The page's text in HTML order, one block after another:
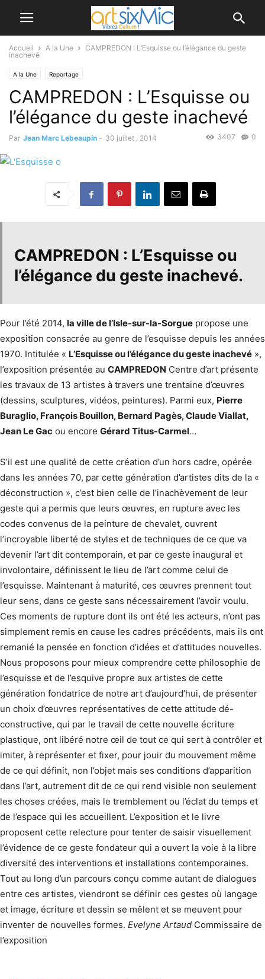
Accueil A la Une
CAMPREDON : L’Esquisse ou l’élégance du geste
inachevé
A la Une Reportage
CAMPREDON : L’Esquisse ou
l’élégance du geste inachevé
Par Jean Marc Lebeaupin - 30 juillet , 2014 0
3407
CAMPREDON : L’Esquisse ou
l’élégance du geste inachevé.
Pour l’été 2014, la ville de l’Isle-sur-la-Sorgue propose une
exposition consacrée au genre de l’esquisse depuis les années
1970. Intitulée « L’Esquisse ou l’élégance du geste inachevé »,
l’exposition présentée au CAMPREDON Centre d’art présente
les travaux de 13 artistes à travers une trentaine d’œuvres
(dessins, sculptures, vidéos, peintures). Parmi eux, Pierre
Buraglio, François Bouillon, Bernard Pagès, Claude Viallat,
Jean Le Gac ou encore Gérard Titus-Carmel…
S’il est une qualité de cette création d’un hors cadre, opérée
dans les années 70, par cette génération d’artistes dits de la «
déconstruction », c’est bien celle de l’inachèvement de leur
geste qui a permis que leurs œuvres, en rupture avec les
codes convenus de la peinture de chevalet, ouvrent
l’incroyable liberté de styles et de techniques de ce que va
devenir l’art dit contemporain, et par ce geste inaugural et
involontaire, définissent le lieu de l’art comme celui de
l’esquisse. Maintenant à maturité, ces œuvres prennent tout
leur sens, dans ce geste sans nécessairement l’avoir voulu.
Ces moments de rupture dont ils ont été les acteurs, n’ont pas
simplement remis en cause les cadres précédents, mais ils ont
remanié la pensée en fonction d’idées et d’attitudes nouvelles.
Nous proposons pour mieux comprendre cette philosophie de
l’esquisse et de l’esquive propre aux artistes de cette
génération fondatrice de notre art d’aujourd’hui, de présenter
un choix d’œuvres représentatives de cette attitude dé-
constructive, qui par le travail de cette nouvelle écriture
plastique, ont libéré notre œil de tout ce qui sert à contrôler et
imiter, à représenter et fixer, pour jouir du mouvement même
de ce qui définit, non l’objet mais ses conditions d’apparition
dans l’art, autrement dit de ce qui rend visible non seulement
les choses créées, mais le tremblement ou l’éclat du temps et
de l’espace qui les accueillent. L’exposition et le livre
proposent cette relecture pour tenter de saisir visuellement
l’évidence de ce geste fondateur qui a ouvert la voie à la libre
diversité des interventions et installations contemporaines.
Tout au long d’un parcours conçu comme autant de dialogues
entre ces artistes, viendront se définir ces gestes où langage
et image, écriture et dessin se mêlent et se meuvent pour
inventer de nouvelles formes. Evelyne Artaud Commissaire de
l’exposition